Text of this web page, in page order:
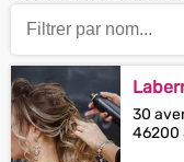
30
46200